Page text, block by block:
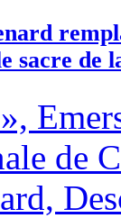
sacre de
de